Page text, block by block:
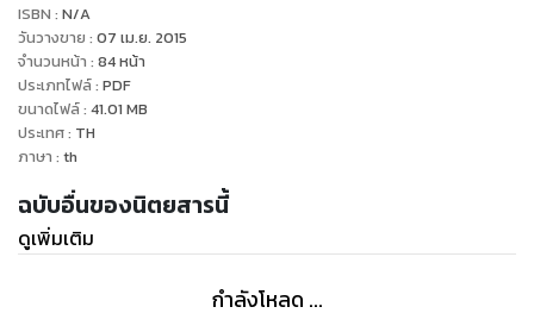
ISBN : N/A
วันวางขาย : 07 เม.ย. 2015
จำนวนหน้า : 84หน้า
ประเภทไฟล์: PDF
ขนาดไฟล์: 41.01 MB
ประเทศ: TH
ภาษา : th
ฉบับอื่นของนิตยสารนี้
ดูเพิ่มเติม
กำลังโหลด ...